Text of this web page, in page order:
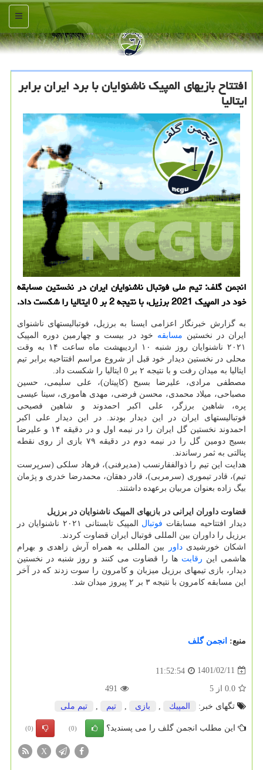
منو
افتتاح بازیهای المپیک ناشنوایان با برد ایران برابر
ایتالیا
انجمن گلف: تیم ملی فوتبال ناشنوایان ایران در نخستین مسابقه
خود در المپیک 2021 برزیل، با نتیجه 2 بر 0 ایتالیا را شکست داد.
به گزارش خبرنگار اعزامی ایسنا به برزیل، فوتبالیستهای ناشنوای
ایران در نخستین مسابقه خود در بیست و چهارمین دوره المپیک
۲۰۲۱ ناشنوایان روز شنبه ۱۰ اردیبهشت ماه ساعت ۱۴ به وقت
محلی در نخستین دیدار خود قبل از شروع مراسم افتتاحیه برابر تیم
ایتالیا به میدان رفت و با نتیجه ۲ بر 0 ایتالیا را شکست داد.
مصطفی مرادی، علیرضا بسیح (کاپیتان)، علی سلیمی، حسین
مصباحی، میلاد محمدی، محسن فرضی، مهدی هاموری، سینا عیسی
پره، شاهین برزگر، علی اکبر احمدوند و شاهین فصیحی
فوتبالیستهای ایران در این دیدار بودند. در این دیدار علی اکبر
احمدوند نخستین گل ایران را در نیمه اول و در دقیقه ۱۴ و علیرضا
بسیج دومین گل را در نیمه دوم در دقیقه ۷۹ بازی از روی نقطه
پنالتی به ثمر رساندند.
هدایت این تیم را ذوالفقارنسب (مدیرفنی)، فرهاد سلکی (سرپرست
تیم)، قادر تیموری (سرمربی)، قادر دهقان، محمدرضا خدری و پژمان
بیگ زاده بعنوان مربیان برعهده داشتند.
قضاوت داوران ایرانی در بازیهای المپیک ناشنوایان در برزیل
دیدار افتتاحیه مسابقات فوتبال
المپیک تابستانی ۲۰۲۱ ناشنوایان در
برزیل را داوران بین المللی فوتبال ایران قضاوت کردند.
اشکان خورشیدیداور
بین المللی به همراه آرش زاهدی و بهرام
هاشمی این رقابت ها را قضاوت می کنند و روز شنبه در نخستین
دیدار، بازی تیمهای برزیل میزبان و کامرون را سوت زدند که در آخر
این مسابقه کامرون با نتیجه ۳ بر ۲ پیروز میدان شد.
منبع: انجمن گلف
1401/02/11
11:52:54
0.0 از 5
491
تگهای خبر:
المپیك بازی تیم تیم ملی
این مطلب انجمن گلف را می پسندید؟ (0)
(0)
X